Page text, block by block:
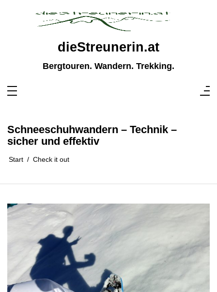
dieStreunerin.at
Bergtouren. Wandern. Trekking.
Schneeschuhwandern – Technik –
sicher und effektiv
Start Check it out